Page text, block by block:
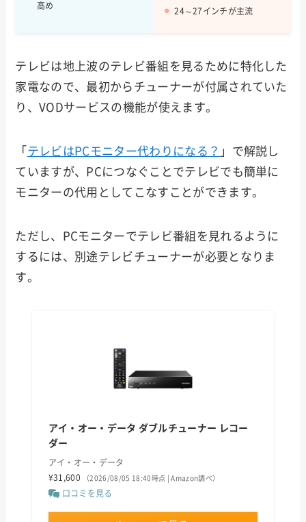
高め
24～27インチが主流
テレビは地上波のテレビ番組を見るために特化した
家電なので、最初からチューナーが付属されていた
り、VODサービスの機能が使えます。
「 テレビはPCモニター代わりになる？ 」で解説し
ていますが、PCにつなぐことでテレビでも簡単に
モニターの代用としてこなすことができます。
ただし、PCモニターでテレビ番組を見れるように
するには、別途テレビチューナーが必要となりま
す。
アイ・オー・データ ダブルチューナー レコー
ダー
アイ・オー・データ
¥31,600
（2026/08/05 18:40時点 | Amazon調べ）
口コミを見る